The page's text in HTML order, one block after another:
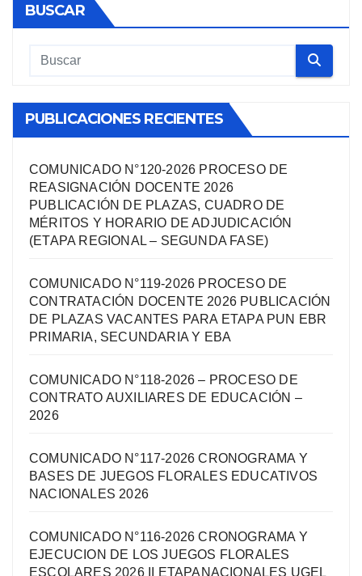
BUSCAR
PUBLICACIONES RECIENTES
COMUNICADO N°120-2026 PROCESO DE
REASIGNACIÓN DOCENTE 2026
PUBLICACIÓN DE PLAZAS, CUADRO DE
MÉRITOS Y HORARIO DE ADJUDICACIÓN
(ETAPA REGIONAL – SEGUNDA FASE)
COMUNICADO N°119-2026 PROCESO DE
CONTRATACIÓN DOCENTE 2026 PUBLICACIÓN
DE PLAZAS VACANTES PARA ETAPA PUN EBR
PRIMARIA, SECUNDARIA Y EBA
COMUNICADO N°118-2026 – PROCESO DE
CONTRATO AUXILIARES DE EDUCACIÓN –
2026
COMUNICADO N°117-2026 CRONOGRAMA Y
BASES DE JUEGOS FLORALES EDUCATIVOS
NACIONALES 2026
COMUNICADO N°116-2026 CRONOGRAMA Y
EJECUCION DE LOS JUEGOS FLORALES
ESCOLARES 2026 II ETAPANACIONALES UGEL